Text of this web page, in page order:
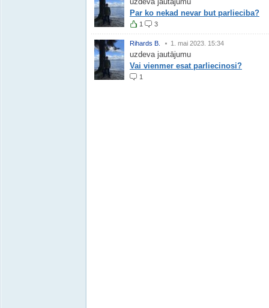
Par ko nekad nevar but parlieciba?
1 3
Rihards B. 1. mai 2023. 15:34
uzdeva jautājumu
Vai vienmer esat parliecinosi?
1